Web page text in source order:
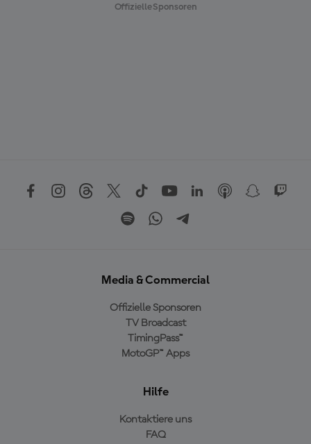
Offizielle Sponsoren
Media & Commercial
Offizielle Sponsoren
TV Broadcast
TimingPass™
MotoGP™ Apps
Hilfe
Kontaktiere uns
FAQ